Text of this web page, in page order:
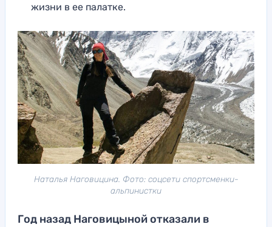
жизни в ее палатке.
Наталья Наговицина. Фото: соцсети спортсменки-
альпинистки
Год назад Наговицыной отказали в